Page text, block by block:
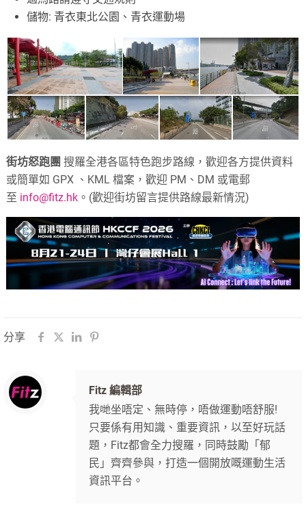
儲物: 青衣東北公園、青衣運動場
街坊怒跑團 搜羅全港各區特色跑步路線，歡迎各方提供資料
或簡單如 GPX 、KML 檔案，歡迎 PM、DM 或電郵
至 info@fitz.hk 。(歡迎街坊留言提供路線最新情況)
分享
Fitz 編輯部
我哋坐唔定、無時停，唔做運動唔舒服!
只要係有用知識、重要資訊，以至好玩話
題，Fitz都會全力搜羅，同時鼓勵「郁
民」齊齊參與，打造一個開放嘅運動生活
資訊平台。